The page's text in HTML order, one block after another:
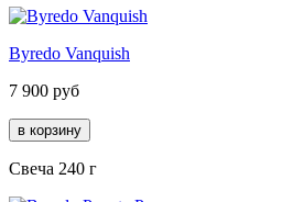
Byredo Vanquish
7 900 руб
Свеча 240 г